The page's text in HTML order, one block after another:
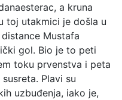
a kruna
toj utakmici je došla u
Mustafa
gol. Bio je to peti
toku prvenstva i peta
Plavi su
uzbuđenja, iako je,